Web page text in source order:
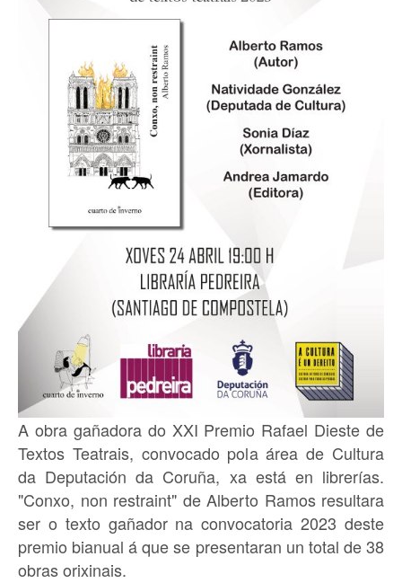
A obra gañadora do XXI Premio Rafael Dieste de
Textos Teatrais, convocado pola área de Cultura
da Deputación da Coruña, xa está en librerías.
"Conxo, non restraint" de Alberto Ramos resultara
ser o texto gañador na convocatoria 2023 deste
premio bianual á que se presentaran un total de 38
obras orixinais.